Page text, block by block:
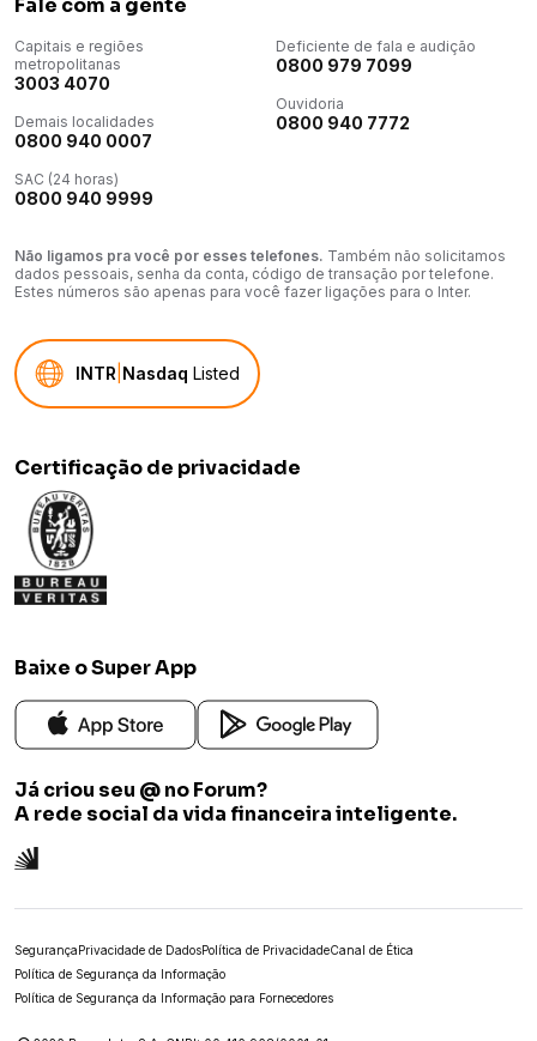
Capitais e regiões
metropolitanas
3003 4070
Demais localidades
0800 940 0007
SAC (24 horas)
0800 940 9999
Deficiente de fala e audição
0800 979 7099
Ouvidoria
0800 940 7772
Não ligamos pra você por esses telefones. Também não solicitamos
dados pessoais, senha da conta, código de transação por telefone.
Estes números são apenas para você fazer ligações para o Inter.
INTR Nasdaq Listed
Certificação de privacidade
Baixe o Super App
Já criou seu @ no Forum?
A rede social da vida financeira inteligente.
SegurançaPrivacidade de DadosPolítica de PrivacidadeCanal de Ética
Política de Segurança da Informação
Política de Segurança da Informação para Fornecedores